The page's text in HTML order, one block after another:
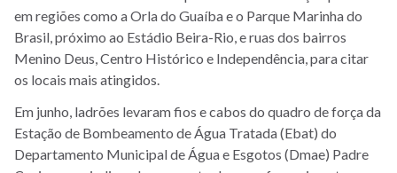
em regiões como a Orla do Guaíba e o Parque Marinha do
Brasil, próximo ao Estádio Beira-Rio, e ruas dos bairros
Menino Deus, Centro Histórico e Independência, para citar
os locais mais atingidos.
Em junho, ladrões levaram fios e cabos do quadro de força da
Estação de Bombeamento de Água Tratada (Ebat) do
Departamento Municipal de Água e Esgotos (Dmae) Padre